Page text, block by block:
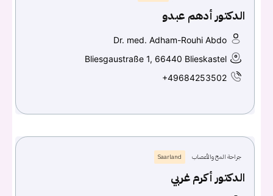
الدكتور أدهم عبدو
Dr. med. Adham-Rouhi Abdo
Bliesgaustraße 1, 66440 Blieskastel
+49684253502
جراحة المخ والأعصاب Saarland
الدكتور أكرم غربي